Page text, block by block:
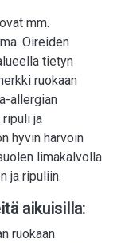
mm.
Oireiden
tietyn
ruokaan
allergian
ja
hyvin harvoin
limakalvolla
ja ripuliin.
aikuisilla:
ruokaan